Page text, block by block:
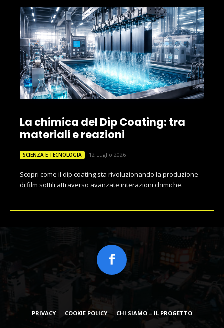
La chimica del Dip Coating: tra
materiali e reazioni
SCIENZA E TECNOLOGIA 12 Luglio 2026
Scopri come il dip coating sta rivoluzionando la produzione
di film sottili attraverso avanzate interazioni chimiche.
PRIVACY COOKIE POLICY CHI SIAMO – IL PROGETTO